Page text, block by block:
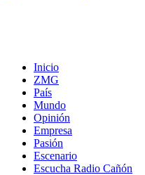
Inicio
ZMG
País
Mundo
Opinión
Empresa
Pasión
Escenario
Escucha Radio Cañón